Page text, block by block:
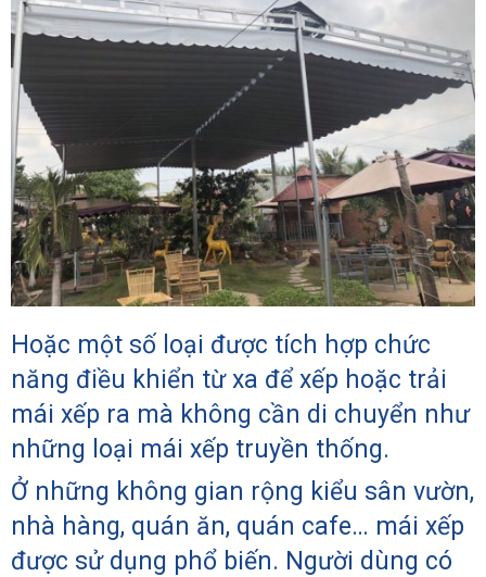
Hoặc một số loại được tích hợp chức
năng điều khiển từ xa để xếp hoặc trải
mái xếp ra mà không cần di chuyển như
những loại mái xếp truyền thống.
Ở những không gian rộng kiểu sân vườn,
nhà hàng, quán ăn, quán cafe… mái xếp
được sử dụng phổ biến. Người dùng có